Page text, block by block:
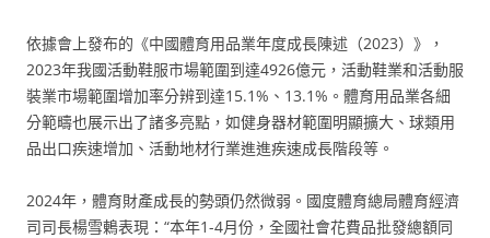
依據會上發布的《中國體育用品業年度成長陳述（2023）》，
2023年我國活動鞋服市場範圍到達4926億元，活動鞋業和活動服
裝業市場範圍增加率分辨到達15.1%、13.1%。體育用品業各細
分範疇也展示出了諸多亮點，如健身器材範圍明顯擴大、球類用
品出口疾速增加、活動地材行業進進疾速成長階段等。
2024年，體育財產成長的勢頭仍然微弱。國度體育總局體育經濟
司司長楊雪鶇表現：“本年1-4月份，全國社會花費品批發總額同